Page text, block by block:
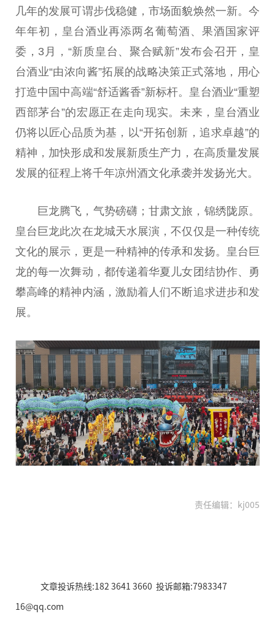
几年的发展可谓步伐稳健，市场面貌焕然一新。今
年年初，皇台酒业再添两名葡萄酒、果酒国家评
委，3月，“新质皇台、聚合赋新”发布会召开，皇
台酒业“由浓向酱”拓展的战略决策正式落地，用心
打造中国中高端“舒适酱香”新标杆。皇台酒业“重塑
西部茅台”的宏愿正在走向现实。未来，皇台酒业
仍将以匠心品质为基，以“开拓创新，追求卓越”的
精神，加快形成和发展新质生产力，在高质量发展
发展的征程上将千年凉州酒文化承袭并发扬光大。
巨龙腾飞，气势磅礴；甘肃文旅，锦绣陇原。
皇台巨龙此次在龙城天水展演，不仅仅是一种传统
文化的展示，更是一种精神的传承和发扬。皇台巨
龙的每一次舞动，都传递着华夏儿女团结协作、勇
攀高峰的精神内涵，激励着人们不断追求进步和发
展。
责任编辑：kj005
文章投诉热线:182 3641 3660 投诉邮箱:7983347
16@qq.com